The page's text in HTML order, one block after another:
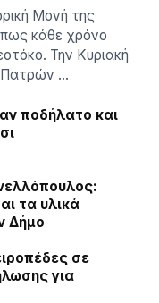
Μονή της
κάθε χρόνο
Την Κυριακή
Πατρών …
ποδήλατο και
τα υλικά
Δήμο
σε
για